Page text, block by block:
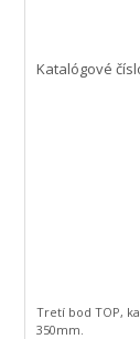
Katalógové
Tretí bod TOP,
350mm.